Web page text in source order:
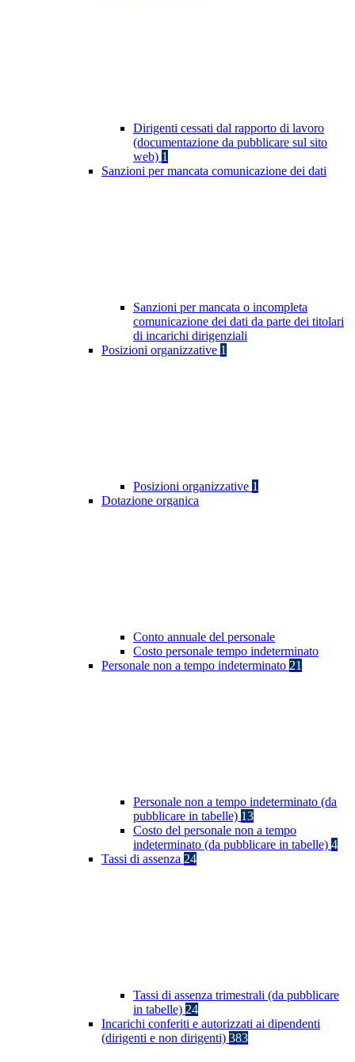
Dirigenti cessati dal rapporto di lavoro
(documentazione da pubblicare sul sito
web) 1
Sanzioni per mancata comunicazione dei dati
Sanzioni per mancata o incompleta
comunicazione dei dati da parte dei titolari
di incarichi dirigenziali
Posizioni organizzative 1
Posizioni organizzative 1
Dotazione organica
Conto annuale del personale
Costo personale tempo indeterminato
Personale non a tempo indeterminato 21
Personale non a tempo indeterminato (da
pubblicare in tabelle) 13
Costo del personale non a tempo
indeterminato (da pubblicare in tabelle) 4
Tassi di assenza 24
Tassi di assenza trimestrali (da pubblicare
in tabelle) 24
Incarichi conferiti e autorizzati ai dipendenti
(dirigenti e non dirigenti) 383